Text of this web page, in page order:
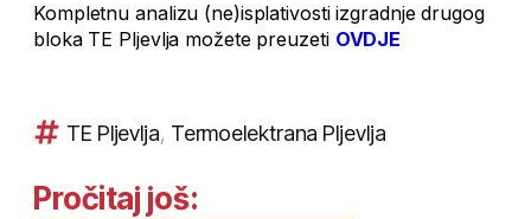
Kompletnu analizu (ne)isplativosti izgradnje drugog
bloka TE Pljevlja možete preuzeti OVDJE
TE Pljevlja, Termoelektrana Pljevlja
Pročitaj još: